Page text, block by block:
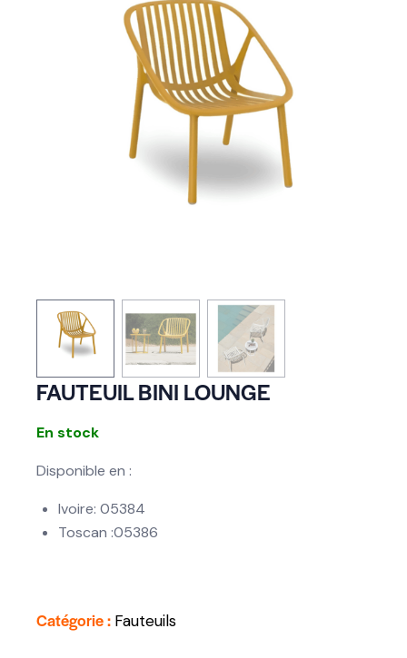
FAUTEUIL BINI LOUNGE
En stock
Disponible en :
Ivoire: 05384
Toscan :05386
Catégorie : Fauteuils